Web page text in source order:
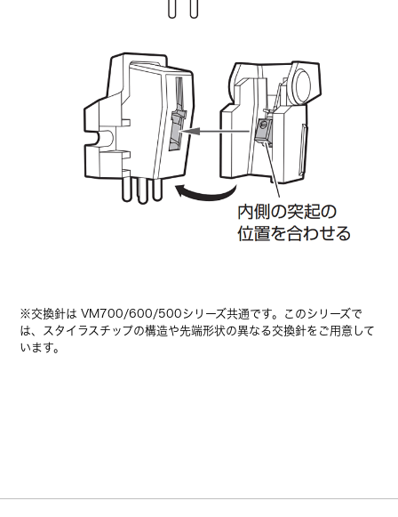
※交換針は VM700/600/500シリーズ共通です。このシリーズで
は、スタイラスチップの構造や先端形状の異なる交換針をご用意して
います。